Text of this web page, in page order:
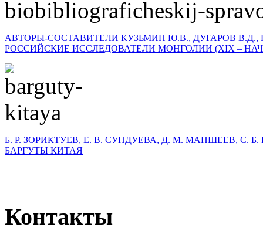
АВТОРЫ-СОСТАВИТЕЛИ КУЗЬМИН Ю.В., ДУГАРОВ
РОССИЙСКИЕ ИССЛЕДОВАТЕЛИ МОНГОЛИИ (XIX –
Б. Р. ЗОРИКТУЕВ, Е. В. СУНДУЕВА, Д. М. МАНШЕЕВ, С.
БАРГУТЫ КИТАЯ
Контакты